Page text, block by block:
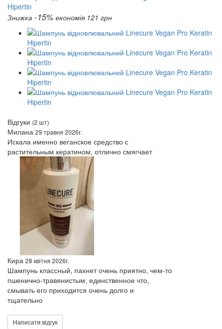
Знижка -15% економія 121 грн
Відгуки (2 шт)
Милана 29 травня 2026г.
Искала именно веганское средство с
растительным кератином, отлично смягчает
Кира 28 квітня 2026г.
Шампунь классный, пахнет очень приятно, чем-то
пшенично-травянистым, единственное что,
смывать его приходится очень долго и
тщательно
Написати відгук